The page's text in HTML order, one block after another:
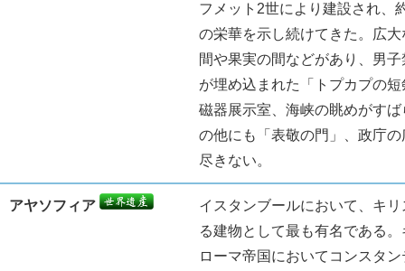
フメット2世により建設され、
の栄華を示し続けてきた。広
間や果実の間などがあり、男
が埋め込まれた「トプカプの
磁器展示室、海峡の眺めがす
の他にも「表敬の門」、政庁
尽きない。
アヤソフィア
イスタンブールにおいて、キ
る建物として最も有名である
ローマ帝国においてコンスタ